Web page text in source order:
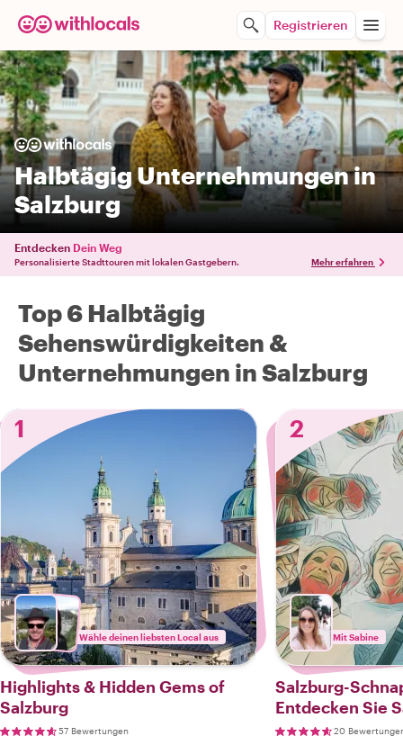
Registrieren
Halbtägig Unternehmungen in
Salzburg
Entdecken Dein Weg
Personalisierte Stadttouren mit lokalen Gastgebern. Mehr erfahren
Top 6 Halbtägig
Sehenswürdigkeiten &
Unternehmungen in Salzburg
1
Wähle deinen liebsten Local aus
Highlights & Hidden Gems of
Salzburg
57 Bewertungen
2
Mit Sabine
Salzburg-
Entdecken Sie
einem
20